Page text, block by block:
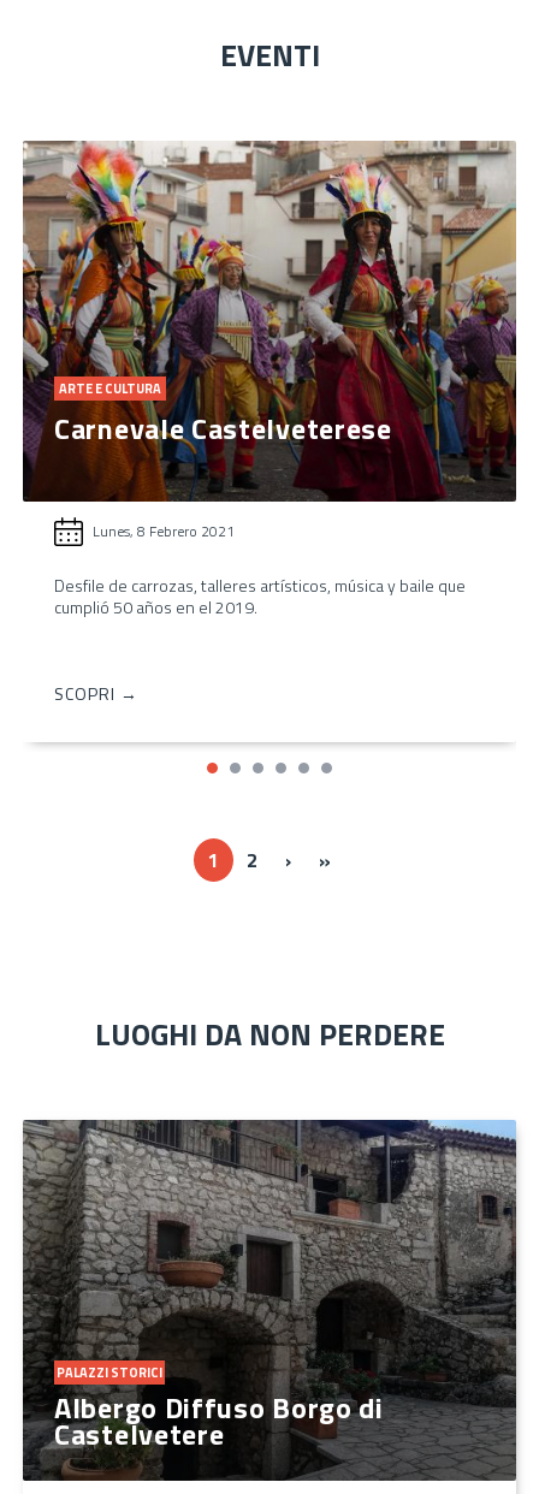
EVENTI
ARTE E CULTURA
Carnevale Castelveterese
Lunes, 8 Febrero 2021
Desfile de carrozas, talleres artísticos, música y baile que
cumplió 50 años en el 2019.
SCOPRI →
1 2 ›Next ›
»
LUOGHI DA NON PERDERE
PALAZZI STORICI
Albergo Diffuso Borgo di
Castelvetere